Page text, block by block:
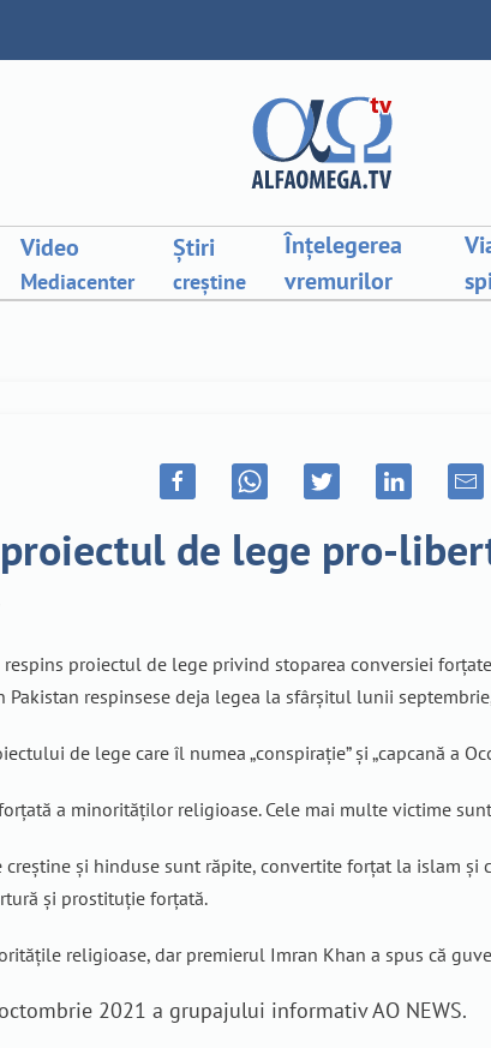
Video
Mediacenter
Știri
creștine
Înțelegerea
vremurilor
de lege pro-
proiectul de lege privind stoparea conversiei
respinsese deja legea la sfârșitul lunii
de lege care îl numea „conspirație” și „capcană a
a minorităților religioase. Cele mai multe victime
și hinduse sunt răpite, convertite forțat la islam și
și prostituție forțată.
religioase, dar premierul Imran Khan a spus că
2021 a grupajului informativ AO NEWS.